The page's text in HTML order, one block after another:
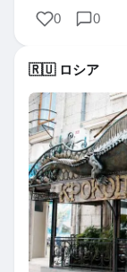
0 0
🇷🇺 ロシア